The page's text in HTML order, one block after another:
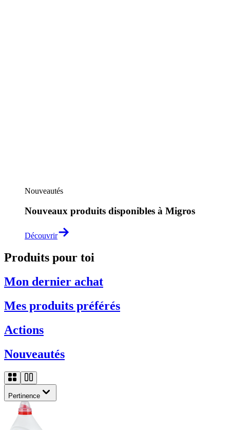
Nouveautés
Nouveaux produits disponibles à Migros
Découvrir
Produits pour toi
Mon dernier achat
Mes produits préférés
Actions
Nouveautés
Pertinence